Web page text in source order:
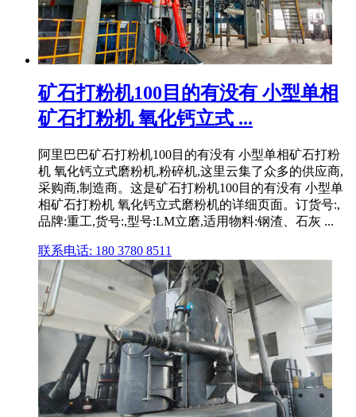
矿石打粉机100目的有没有 小型单相
矿石打粉机 氧化钙立式 ...
阿里巴巴矿石打粉机100目的有没有 小型单相矿石打粉
机 氧化钙立式磨粉机,粉碎机,这里云集了众多的供应商,
采购商,制造商。这是矿石打粉机100目的有没有 小型单
相矿石打粉机 氧化钙立式磨粉机的详细页面。订货号:,
品牌:重工,货号:,型号:LM立磨,适用物料:钢渣、石灰 ...
联系电话: 180 3780 8511